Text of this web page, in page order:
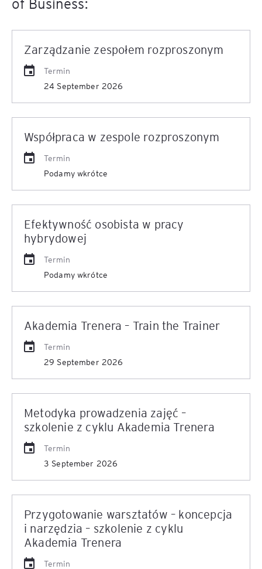
Zarządzanie zespołem rozproszonym
Termin
24 September 2026
Współpraca w zespole rozproszonym
Termin
Podamy wkrótce
Efektywność osobista w pracy
hybrydowej
Termin
Podamy wkrótce
Akademia Trenera – Train the Trainer
Termin
29 September 2026
Metodyka prowadzenia zajęć –
szkolenie z cyklu Akademia Trenera
Termin
3 September 2026
Przygotowanie warsztatów – koncepcja
i narzędzia – szkolenie z cyklu
Akademia Trenera
Termin